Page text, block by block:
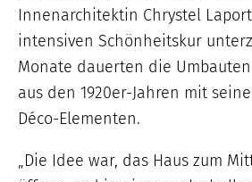
Innenarchitektin Chrystel
intensiven Schönheitskur
Monate dauerten die
aus den 1920er-Jahren mit
Déco-Elementen.
„Die Idee war, das Haus zum